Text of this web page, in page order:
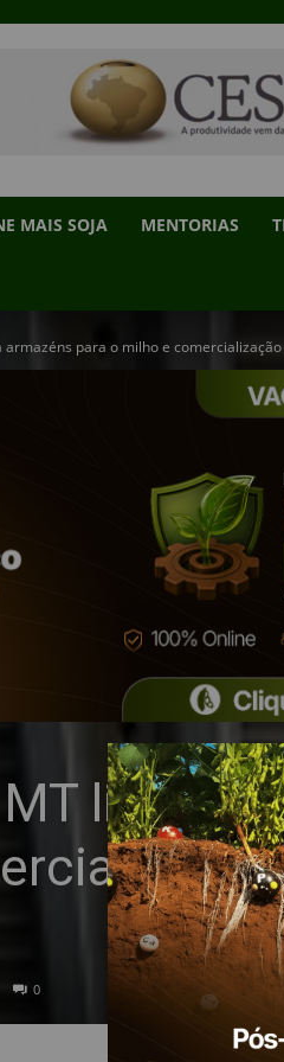
MAIS SOJA MENTORIAS
para o milho e comercialização
libera
0